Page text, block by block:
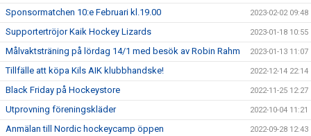
Sponsormatchen 10:e Februari kl.19.00 2023-02-02 09:48
Supportertröjor Kaik Hockey Lizards 2023-01-18 10:55
Målvaktsträning på lördag 14/1 med besök av Robin Rahm 2023-01-13 11:07
Tillfälle att köpa Kils AIK klubbhandske! 2022-12-14 22:14
Black Friday på Hockeystore 2022-11-25 12:27
Utprovning föreningskläder 2022-10-04 11:21
Anmälan till Nordic hockeycamp öppen 2022-09-28 12:43